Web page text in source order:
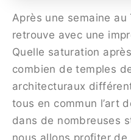
Après une semaine au
retrouve avec une
Quelle saturation
combien de temples
architecturaux
tous en commun l’art
dans de nombreuses